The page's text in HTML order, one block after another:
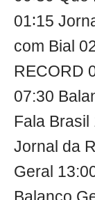
01∶15
com Bial
RECORD
07:30
Fala
Jornal da
Geral